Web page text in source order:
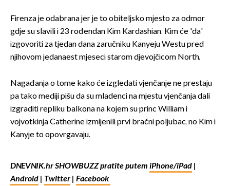
Firenza je odabrana jer je to obiteljsko mjesto za odmor
gdje su slavili i 23 rođendan Kim Kardashian. Kim će 'da'
izgovoriti za tjedan dana zaručniku Kanyeju Westu pred
njihovom jedanaest mjeseci starom djevojčicom North.
Nagađanja o tome kako će izgledati vjenčanje ne prestaju
pa tako mediji pišu da su mladenci na mjestu vjenčanja dali
izgraditi repliku balkona na kojem su princ William i
vojvotkinja Catherine izmijenili prvi bračni poljubac, no Kim i
Kanyje to opovrgavaju.
DNEVNIK.hr SHOWBUZZ pratite putem iPhone/iPad |
Android | Twitter | Facebook